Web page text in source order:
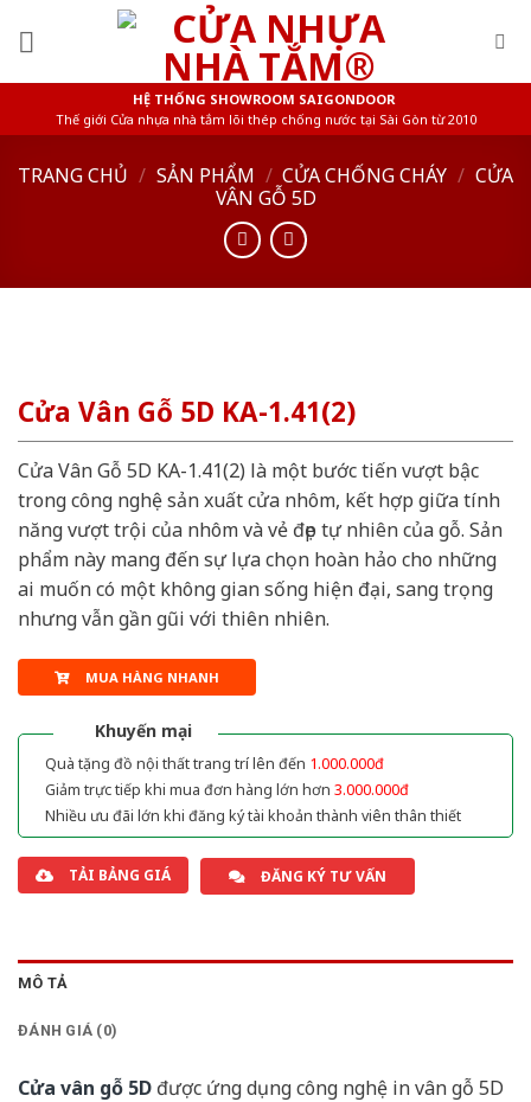
HỆ THỐNG SHOWROOM SAIGONDOOR
Thế giới Cửa nhựa nhà tắm lõi thép chống nước tại Sài Gòn từ 2010
TRANG CHỦ / SẢN PHẨM / CỬA CHỐNG CHÁY / CỬA
VÂN GỖ 5D
Cửa Vân Gỗ 5D KA-1.41(2)
Cửa Vân Gỗ 5D KA-1.41(2) là một bước tiến vượt bậc
trong công nghệ sản xuất cửa nhôm, kết hợp giữa tính
năng vượt trội của nhôm và vẻ đẹp tự nhiên của gỗ. Sản
phẩm này mang đến sự lựa chọn hoàn hảo cho những
ai muốn có một không gian sống hiện đại, sang trọng
nhưng vẫn gần gũi với thiên nhiên.
MUA HÀNG NHANH
Khuyến mại
Quà tặng đồ nội thất trang trí lên đến 1.000.000đ
Giảm trực tiếp khi mua đơn hàng lớn hơn 3.000.000đ
Nhiều ưu đãi lớn khi đăng ký tài khoản thành viên thân thiết
TẢI BẢNG GIÁ ĐĂNG KÝ TƯ VẤN
MÔ TẢ
ĐÁNH GIÁ (0)
Cửa vân gỗ 5D được ứng dụng công nghệ in vân gỗ 5D